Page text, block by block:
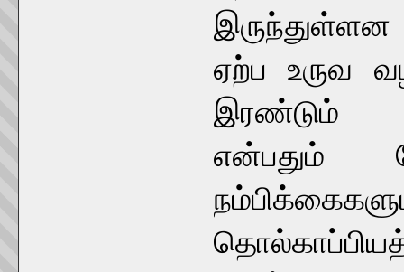
ஏற்ப உருவ
இரண்டும்
என்பதும்